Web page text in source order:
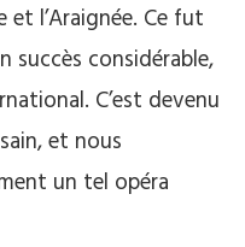
l’Araignée. Ce fut
succès considérable,
C’est devenu
et nous
un tel opéra